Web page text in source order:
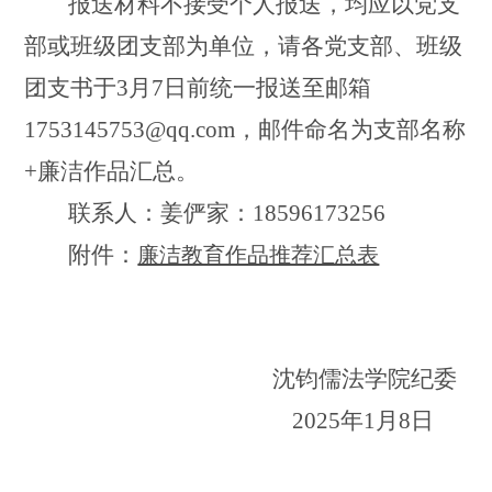
部或班级团支部为单位，请各党支部、班级
团支书于3月7日前统一报送至邮箱
1753145753@qq.com，邮件命名为支部名称
+廉洁作品汇总。
联系人：姜俨家： 18596173256
附件： 廉洁教育作品推荐汇总表
沈钧儒法学院纪委
2025年1月 8 日